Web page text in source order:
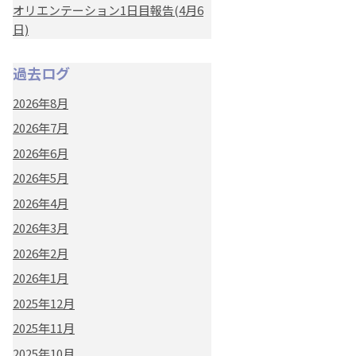
オリエンテーション1日目報告(4月6
日)
過去ログ
2026年8月
2026年7月
2026年6月
2026年5月
2026年4月
2026年3月
2026年2月
2026年1月
2025年12月
2025年11月